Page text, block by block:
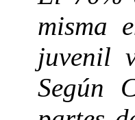
misma
juvenil
Según